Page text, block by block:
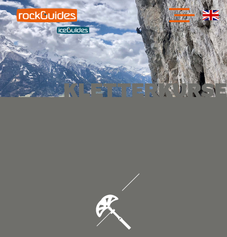
KLETTERN
KURSE
KLETTERSTEIGE
TAGESFÜHRUNGEN
KLETTERSTEIGE
KURSE
KLETTERKURSE